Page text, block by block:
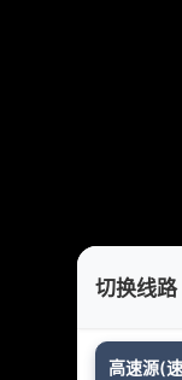
切换线路
高速源(